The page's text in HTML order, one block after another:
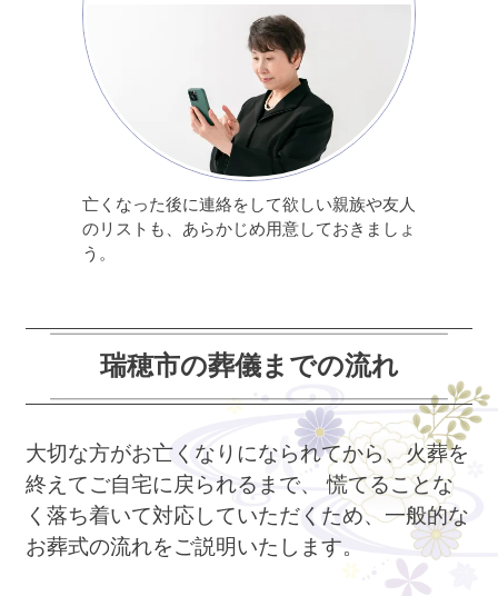
亡くなった後に連絡をして欲しい親族や友人
のリストも、あらかじめ用意しておきましょ
う。
瑞穂市の葬儀までの流れ
大切な方がお亡くなりになられてから、火葬を
終えてご自宅に戻られるまで、
慌てることな
く落ち着いて対応していただくため、一般的な
お葬式の流れをご説明いたします。